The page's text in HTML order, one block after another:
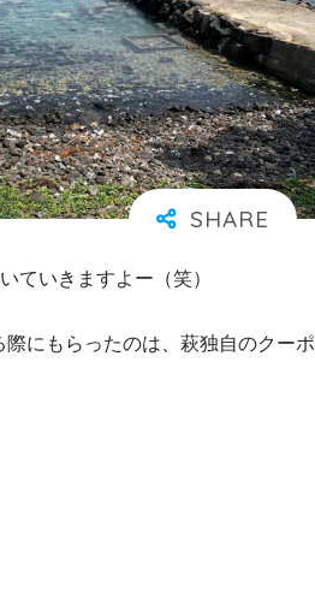
ていきますよー（笑）
にもらったのは、萩独自のクーポ